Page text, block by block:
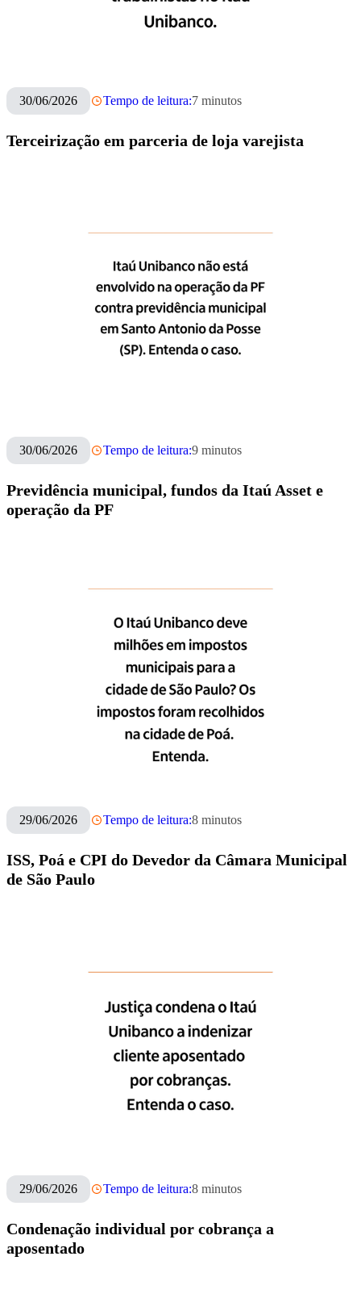
30/06/2026 Tempo de leitura:7 minutos
Terceirização em parceria de loja varejista
30/06/2026 Tempo de leitura:9 minutos
Previdência municipal, fundos da Itaú Asset e
operação da PF
29/06/2026 Tempo de leitura:8 minutos
ISS, Poá e CPI do Devedor da Câmara Municipal
de São Paulo
29/06/2026 Tempo de leitura:8 minutos
Condenação individual por cobrança a
aposentado